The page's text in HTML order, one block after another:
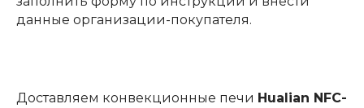
данные организации-покупателя.
Доставляем конвекционные печи Hualian NFC-